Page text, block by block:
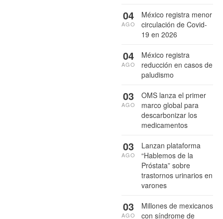
México registra menor
circulación de Covid-
19 en 2026
04
AGO
México registra
reducción en casos de
paludismo
04
AGO
OMS lanza el primer
marco global para
descarbonizar los
medicamentos
03
AGO
Lanzan plataforma
“Hablemos de la
Próstata” sobre
trastornos urinarios en
varones
03
AGO
Millones de mexicanos
con síndrome de
03
AGO